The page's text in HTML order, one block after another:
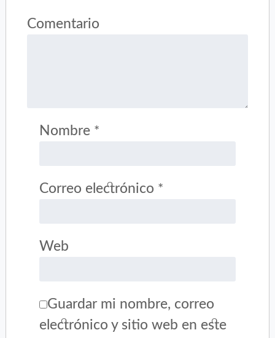
Comentario
Nombre *
Correo electrónico *
Web
Guardar mi nombre, correo
electrónico y sitio web en este